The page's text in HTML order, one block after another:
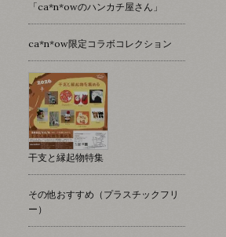
「ca*n*owのハンカチ屋さん」
ca*n*ow限定コラボコレクション
干支と縁起物特集
その他おすすめ（プラスチックフリ
ー）